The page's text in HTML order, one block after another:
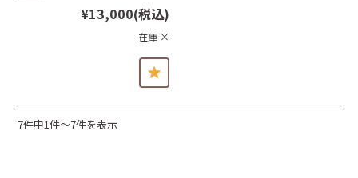
¥13,000(税込)
在庫 ×
7件中1件〜7件を表示